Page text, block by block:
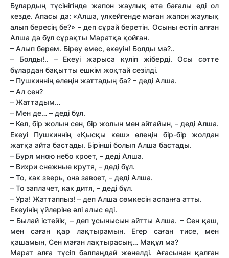
Бұлардың түсінігінде жапон жаулық өте бағалы еді ол
кез­де. Апасы да: «Алша, үлкейгенде маған жапон жаулық
алып бересің бе?» – деп сұрай беретін. Осыны естіп алған
Алша да бұл сұрақты Маратқа қойған.
– Алып берем. Біреу емес, екеуін! Болды ма?..
– Болды!.. – Екеуі жарыса күліп жіберді. Осы сәт­те
бұлардан бақыт­ты ешкім жоқтай сезілді.
– Пушкиннің өлеңін жат­тадың ба? – деді Алша.
– Ал сен?
– Жат­тадым…
– Мен де… – деді бұл.
– Кел, бір жолын сен, бір жолын мен айтайын, – деді Алша.
Екеуі Пушкиннің «Қысқы кеш» өлеңін бір-бір жолдан
жатқа айта бастады. Бірінші болып Алша бастады.
– Буря мною небо кроет, – деді Алша.
– Вихри снежные крутя, – деді бұл.
– То, как зверь, она завоет, – деді Алша.
– То заплачет, как дитя, – деді бұл.
– Ура! Жат­таппыз! – деп Алша сөмкесін аспанға ат­ты.
Екеуінің үйлеріне әлі алыс еді.
– Былай істейік, – деп ұсынысын айт­ты Алша. – Сен қаш,
мен саған қар лақтырамын. Егер саған тисе, мен
қашамын, Сен маған лақтырасың… Мақұл ма?
Марат алға түсіп балпаңдай жөнелді. Ағасынан қалған